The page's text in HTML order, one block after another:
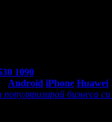
1090
Android iPhone Huawei
бизнеса си